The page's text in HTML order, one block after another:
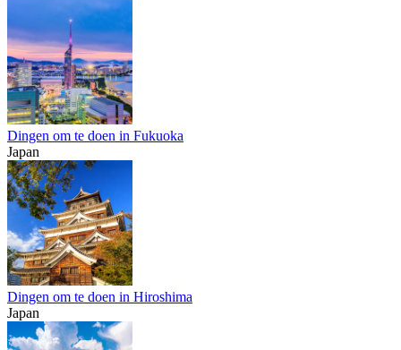
Dingen om te doen in Fukuoka
Japan
Dingen om te doen in Hiroshima
Japan